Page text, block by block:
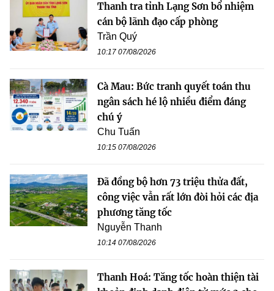
Thanh tra tỉnh Lạng Sơn bổ nhiệm
cán bộ lãnh đạo cấp phòng
Trần Quý
10:17 07/08/2026
Cà Mau: Bức tranh quyết toán thu
ngân sách hé lộ nhiều điểm đáng
chú ý
Chu Tuấn
10:15 07/08/2026
Đã đồng bộ hơn 73 triệu thửa đất,
công việc vẫn rất lớn đòi hỏi các địa
phương tăng tốc
Nguyễn Thanh
10:14 07/08/2026
Thanh Hoá: Tăng tốc hoàn thiện tài